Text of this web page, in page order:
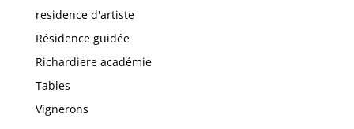
residence d'artiste
Résidence guidée
Richardiere académie
Tables
Vignerons